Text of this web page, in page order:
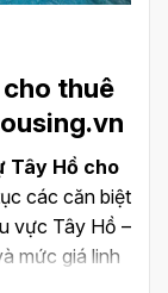
thuê
Tây Hồ cho
các căn biệt
vực Tây Hồ –
mức giá linh